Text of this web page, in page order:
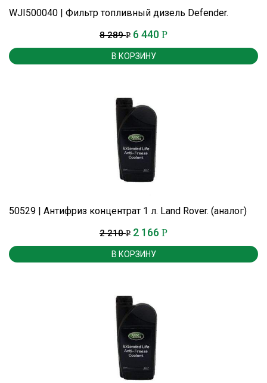
WJI500040 | Фильтр топливный дизель Defender.
8 289Р 6 440 Р
В КОРЗИНУ
50529 | Антифриз концентрат 1 л. Land Rover. (аналог)
2 210Р 2 166 Р
В КОРЗИНУ